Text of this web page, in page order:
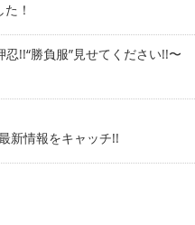
！
忍!!“勝負服”見せてください!!〜
新情報をキャッチ!!